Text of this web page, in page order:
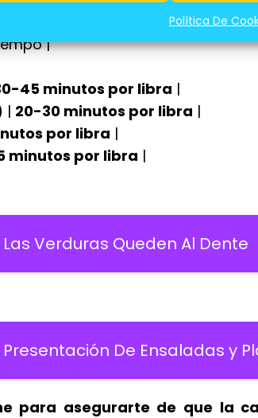
Política De
|
45 minutos por libra |
| 20-30 minutos por libra |
por libra |
minutos por libra |
Verduras Queden Al Dente
De Ensaladas y
para asegurarte de que la